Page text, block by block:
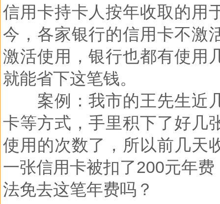
信用卡持卡人按年收取的用
今，各家银行的信用卡不激
激活使用，银行也都有使用
就能省下这笔钱。
案例：我市的王先生近
卡等方式，手里积下了好几
使用的次数了，所以前几天
一张信用卡被扣了200元年费
法免去这笔年费吗？